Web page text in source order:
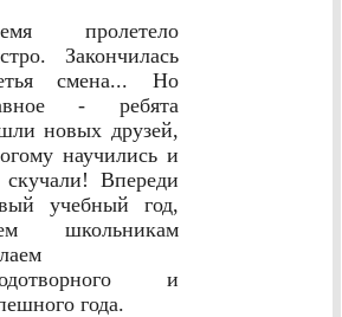
пролетело
Закончилась
смена...Но
- ребята
новых друзей,
научились и
Впереди
учебный год,
школьникам
и
года.